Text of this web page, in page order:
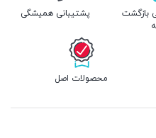
بازگشت
پشتیبانی همیشگی
محصولات اصل